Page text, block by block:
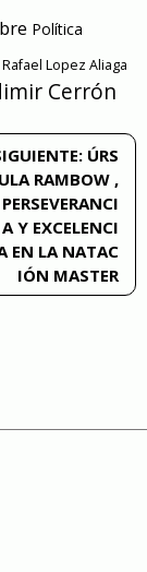
Política
Rafael Lopez Aliaga
Cerrón
ÚRS
ULA RAMBOW ,
PERSEVERANCI
A Y EXCELENCI
EN LA NATAC
IÓN MASTER